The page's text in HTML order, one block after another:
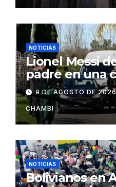
NOTICIAS
Lionel Messi
padre en una
íntima en
9 DE AGOSTO DE 2026
CHAMBI
NOTICIAS
Bolivianos en